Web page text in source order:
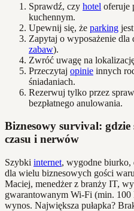
Sprawdź, czy hotel oferuje
kuchennym.
Upewnij się, że parking
Zapytaj o wyposażenie dla
zabaw).
Zwróć uwagę na
Przeczytaj opinie innych
śniadaniach.
Rezerwuj tylko przez
bezpłatnego anulowania.
Biznesowy survival: gdzie
czasu i nerwów
Szybki internet, wygodne biurko,
dla wielu biznesowych gości
Maciej, menedżer z branży IT,
gwarantowanym Wi-Fi (min. 100
wynos. Największa pułapka?